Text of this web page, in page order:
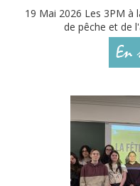
19 Mai 2026 Les 3PM à
de pêche et de
En